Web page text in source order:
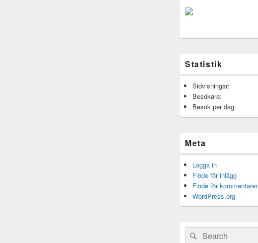
Statistik
Sidvisningar:
Besökare:
Besök per dag:
Meta
Logga in
Flöde för inlägg
Flöde för kommentarer
WordPress.org
Sök
Sök